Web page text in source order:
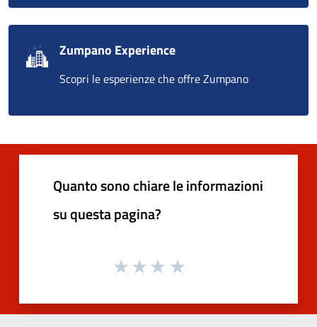
Zumpano Experience
Scopri le esperienze che offre Zumpano
Quanto sono chiare le informazioni
su questa pagina?